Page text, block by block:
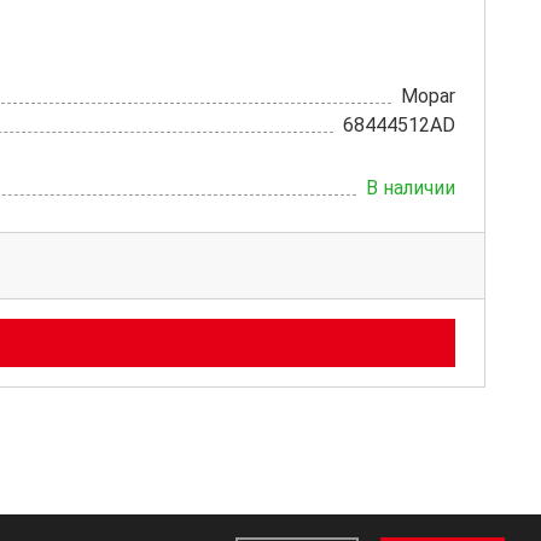
Mopar
68444512AD
В наличии